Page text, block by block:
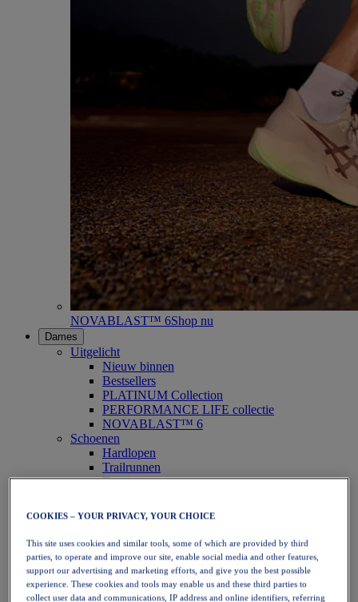
NOVABLAST™ 6Shop nu
Dames
Uitgelicht
Nieuw binnen
Bestsellers
PLATINUM Collection
PERFORMANCE LIFE collectie
NOVABLAST™ 6
Schoenen
Hardlopen
Trailrunnen
Tennis
Handbal
Netbal
SportStyle
Bovenkleding
Sport-bh's
Tanktops
COOKIES – YOUR PRIVACY, YOUR CHOICE
This site uses cookies and similar tools, some of which are provided by third
parties, to operate and improve our site, enable social media and other features,
support our advertising and marketing efforts, and give you the best possible
experience. These cookies and tools may enable us and these third parties to
collect user data and communications, IP address and online identifiers, referring